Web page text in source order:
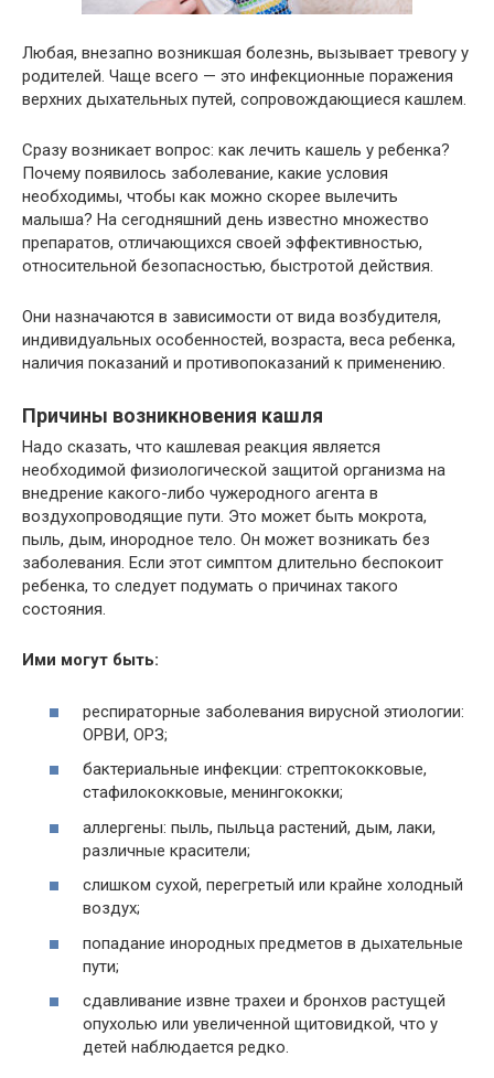
Любая, внезапно возникшая болезнь, вызывает тревогу у
родителей. Чаще всего — это инфекционные поражения
верхних дыхательных путей, сопровождающиеся кашлем.
Сразу возникает вопрос: как лечить кашель у ребенка?
Почему появилось заболевание, какие условия
необходимы, чтобы как можно скорее вылечить
малыша? На сегодняшний день известно множество
препаратов, отличающихся своей эффективностью,
относительной безопасностью, быстротой действия.
Они назначаются в зависимости от вида возбудителя,
индивидуальных особенностей, возраста, веса ребенка,
наличия показаний и противопоказаний к применению.
Причины возникновения кашля
Надо сказать, что кашлевая реакция является
необходимой физиологической защитой организма на
внедрение какого-либо чужеродного агента в
воздухопроводящие пути. Это может быть мокрота,
пыль, дым, инородное тело. Он может возникать без
заболевания. Если этот симптом длительно беспокоит
ребенка, то следует подумать о причинах такого
состояния.
Ими могут быть:
респираторные заболевания вирусной этиологии:
ОРВИ, ОРЗ;
бактериальные инфекции: стрептококковые,
стафилококковые, менингококки;
аллергены: пыль, пыльца растений, дым, лаки,
различные красители;
слишком сухой, перегретый или крайне холодный
воздух;
попадание инородных предметов в дыхательные
пути;
сдавливание извне трахеи и бронхов растущей
опухолью или увеличенной щитовидкой, что у
детей наблюдается редко.